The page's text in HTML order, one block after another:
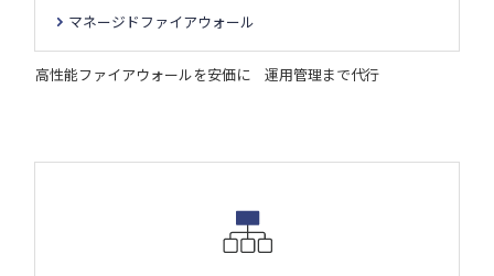
マネージドファイアウォール
高性能ファイアウォールを安価に 運用管理まで代行